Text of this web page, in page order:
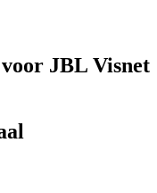
JBL Visnet